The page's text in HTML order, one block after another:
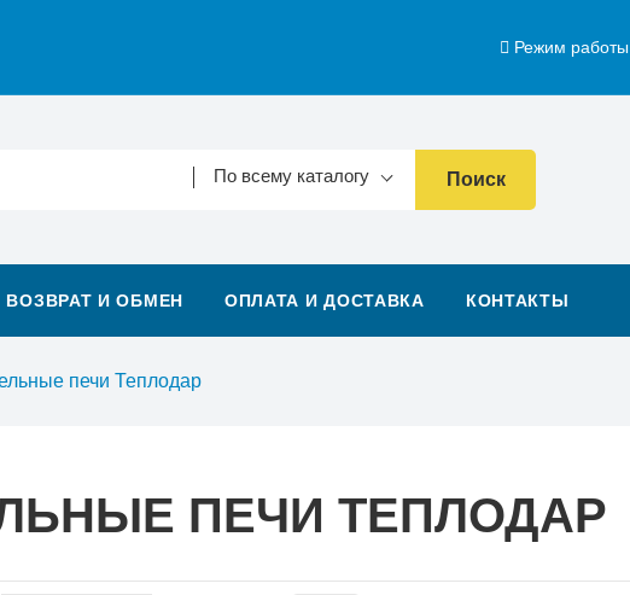
Режим работы
По всему каталогу Поиск
ВОЗВРАТ И ОБМЕН ОПЛАТА И ДОСТАВКА КОНТАКТЫ
печи Теплодар
ПЕЧИ ТЕПЛОДАР